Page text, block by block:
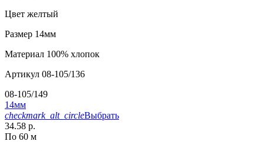
Цвет желтый
Размер 14мм
Материал 100% хлопок
Артикул 08-105/136
08-105/149
14мм
checkmark_alt_circleВыбрать
34.58 р.
По 60 м